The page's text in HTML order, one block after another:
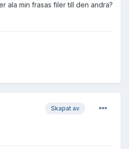
ala min frasas filer till den andra?
Skapat av